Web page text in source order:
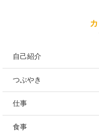
自己紹介
つぶやき
仕事
食事